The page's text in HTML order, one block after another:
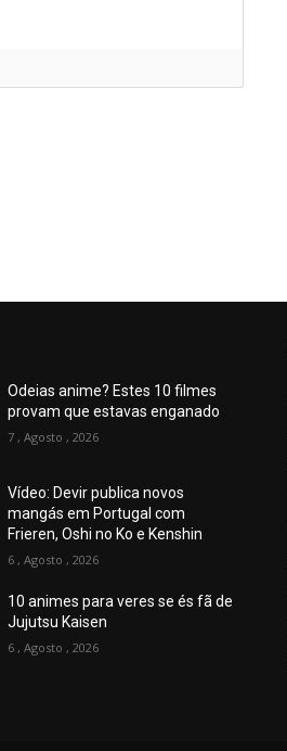
Odeias anime? Estes 10 filmes
provam que estavas enganado
7 , Agosto , 2026
Vídeo: Devir publica novos
mangás em Portugal com
Frieren, Oshi no Ko e Kenshin
6 , Agosto , 2026
10 animes para veres se és fã de
Jujutsu Kaisen
6 , Agosto , 2026